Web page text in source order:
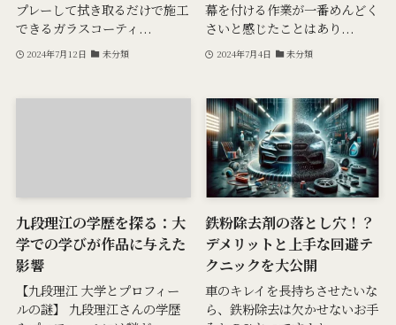
プレーして拭き取るだけで施工
できるガラスコーティ...
2024年7月12日 未分類
幕を付ける作業が一番めんどく
さいと感じたことはあり...
2024年7月4日 未分類
九段理江の学歴を探る：大
学での学びが作品に与えた
影響
【九段理江 大学とプロフィー
ルの謎】 九段理江さんの学歴
鉄粉除去剤の落とし穴！？
デメリットと上手な回避テ
クニックを大公開
車のキレイを長持ちさせたいな
ら、鉄粉除去は欠かせないお手